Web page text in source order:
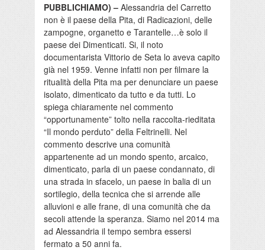
PUBBLICHIAMO) – Alessandria del Carretto
non è il paese della Pita, di Radicazioni, delle
zampogne, organetto e Tarantelle…è solo il
paese dei Dimenticati. Si, il noto
documentarista Vittorio de Seta lo aveva capito
già nel 1959. Venne infatti non per filmare la
ritualità della Pita ma per denunciare un paese
isolato, dimenticato da tutto e da tutti. Lo
spiega chiaramente nel commento
“opportunamente” tolto nella raccolta-rieditata
“Il mondo perduto” della Feltrinelli. Nel
commento descrive una comunità
appartenente ad un mondo spento, arcaico,
dimenticato, parla di un paese condannato, di
una strada in sfacelo, un paese in balia di un
sortilegio, della tecnica che si arrende alle
alluvioni e alle frane, di una comunità che da
secoli attende la speranza. Siamo nel 2014 ma
ad Alessandria il tempo sembra essersi
fermato a 50 anni fa.